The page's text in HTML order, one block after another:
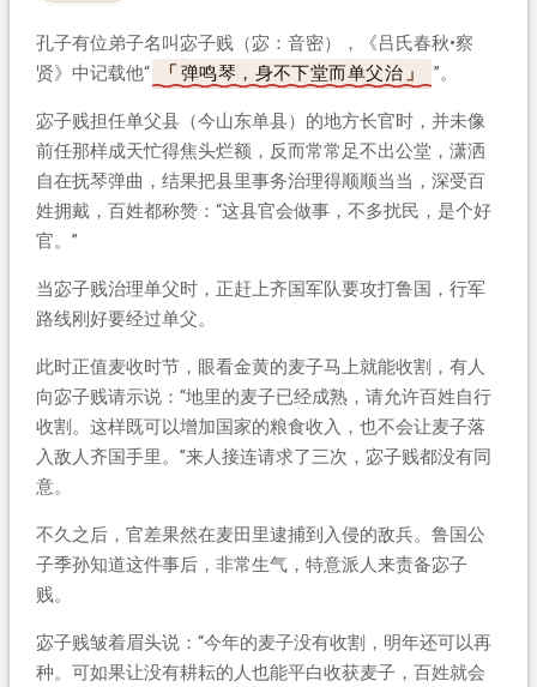
孔子有位弟子名叫宓子贱（宓：音密），《吕氏春秋•察
贤》中记载他“
弹鸣琴，身不下堂而单父治 ”。
宓子贱担任单父县（今山东单县）的地方长官时，并未像
前任那样成天忙得焦头烂额，反而常常足不出公堂，潇洒
自在抚琴弹曲，结果把县里事务治理得顺顺当当，深受百
姓拥戴，百姓都称赞：“这县官会做事，不多扰民，是个好
官。”
当宓子贱治理单父时，正赶上齐国军队要攻打鲁国，行军
路线刚好要经过单父。
此时正值麦收时节，眼看金黄的麦子马上就能收割，有人
向宓子贱请示说：“地里的麦子已经成熟，请允许百姓自行
收割。这样既可以增加国家的粮食收入，也不会让麦子落
入敌人齐国手里。”来人接连请求了三次，宓子贱都没有同
意。
不久之后，官差果然在麦田里逮捕到入侵的敌兵。鲁国公
子季孙知道这件事后，非常生气，特意派人来责备宓子
贱。
宓子贱皱着眉头说：“今年的麦子没有收割，明年还可以再
种。可如果让没有耕耘的人也能平白收获麦子，百姓就会